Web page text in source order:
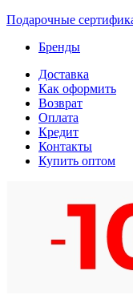
Подарочные
Бренды
Доставка
Как оформить
Возврат
Оплата
Кредит
Контакты
Купить оптом